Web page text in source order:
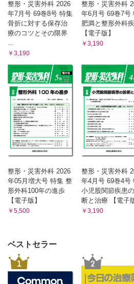
整形・災害外科 2026
年7月号 69巻8号 特集
骨折に対する保存治
療のコツとその限界
￥3,190
整形・災害外科
年6月号 69巻7号
肥満と整形外科
【電子版】
￥3,190
整形・災害外科 2026
年05月増大号 特集 整
形外科100年の進歩
【電子版】
￥5,500
整形・災害外科
年4月号 69巻4号
小児股関節疾患
断と治療 【電子
￥3,190
ベストセラー
1 2